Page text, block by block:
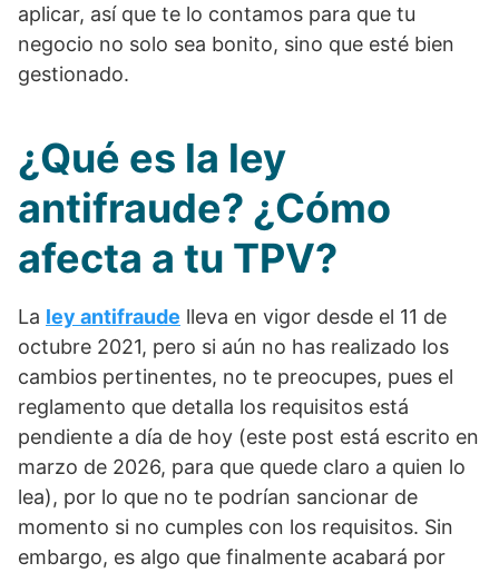
aplicar, así que te lo contamos para que tu
negocio no solo sea bonito, sino que esté bien
gestionado.
¿Qué es la ley
antifraude? ¿Cómo
afecta a tu TPV?
La ley antifraude lleva en vigor desde el 11 de
octubre 2021, pero si aún no has realizado los
cambios pertinentes, no te preocupes, pues el
reglamento que detalla los requisitos está
pendiente a día de hoy (este post está escrito en
marzo de 2026, para que quede claro a quien lo
lea), por lo que no te podrían sancionar de
momento si no cumples con los requisitos. Sin
embargo, es algo que finalmente acabará por